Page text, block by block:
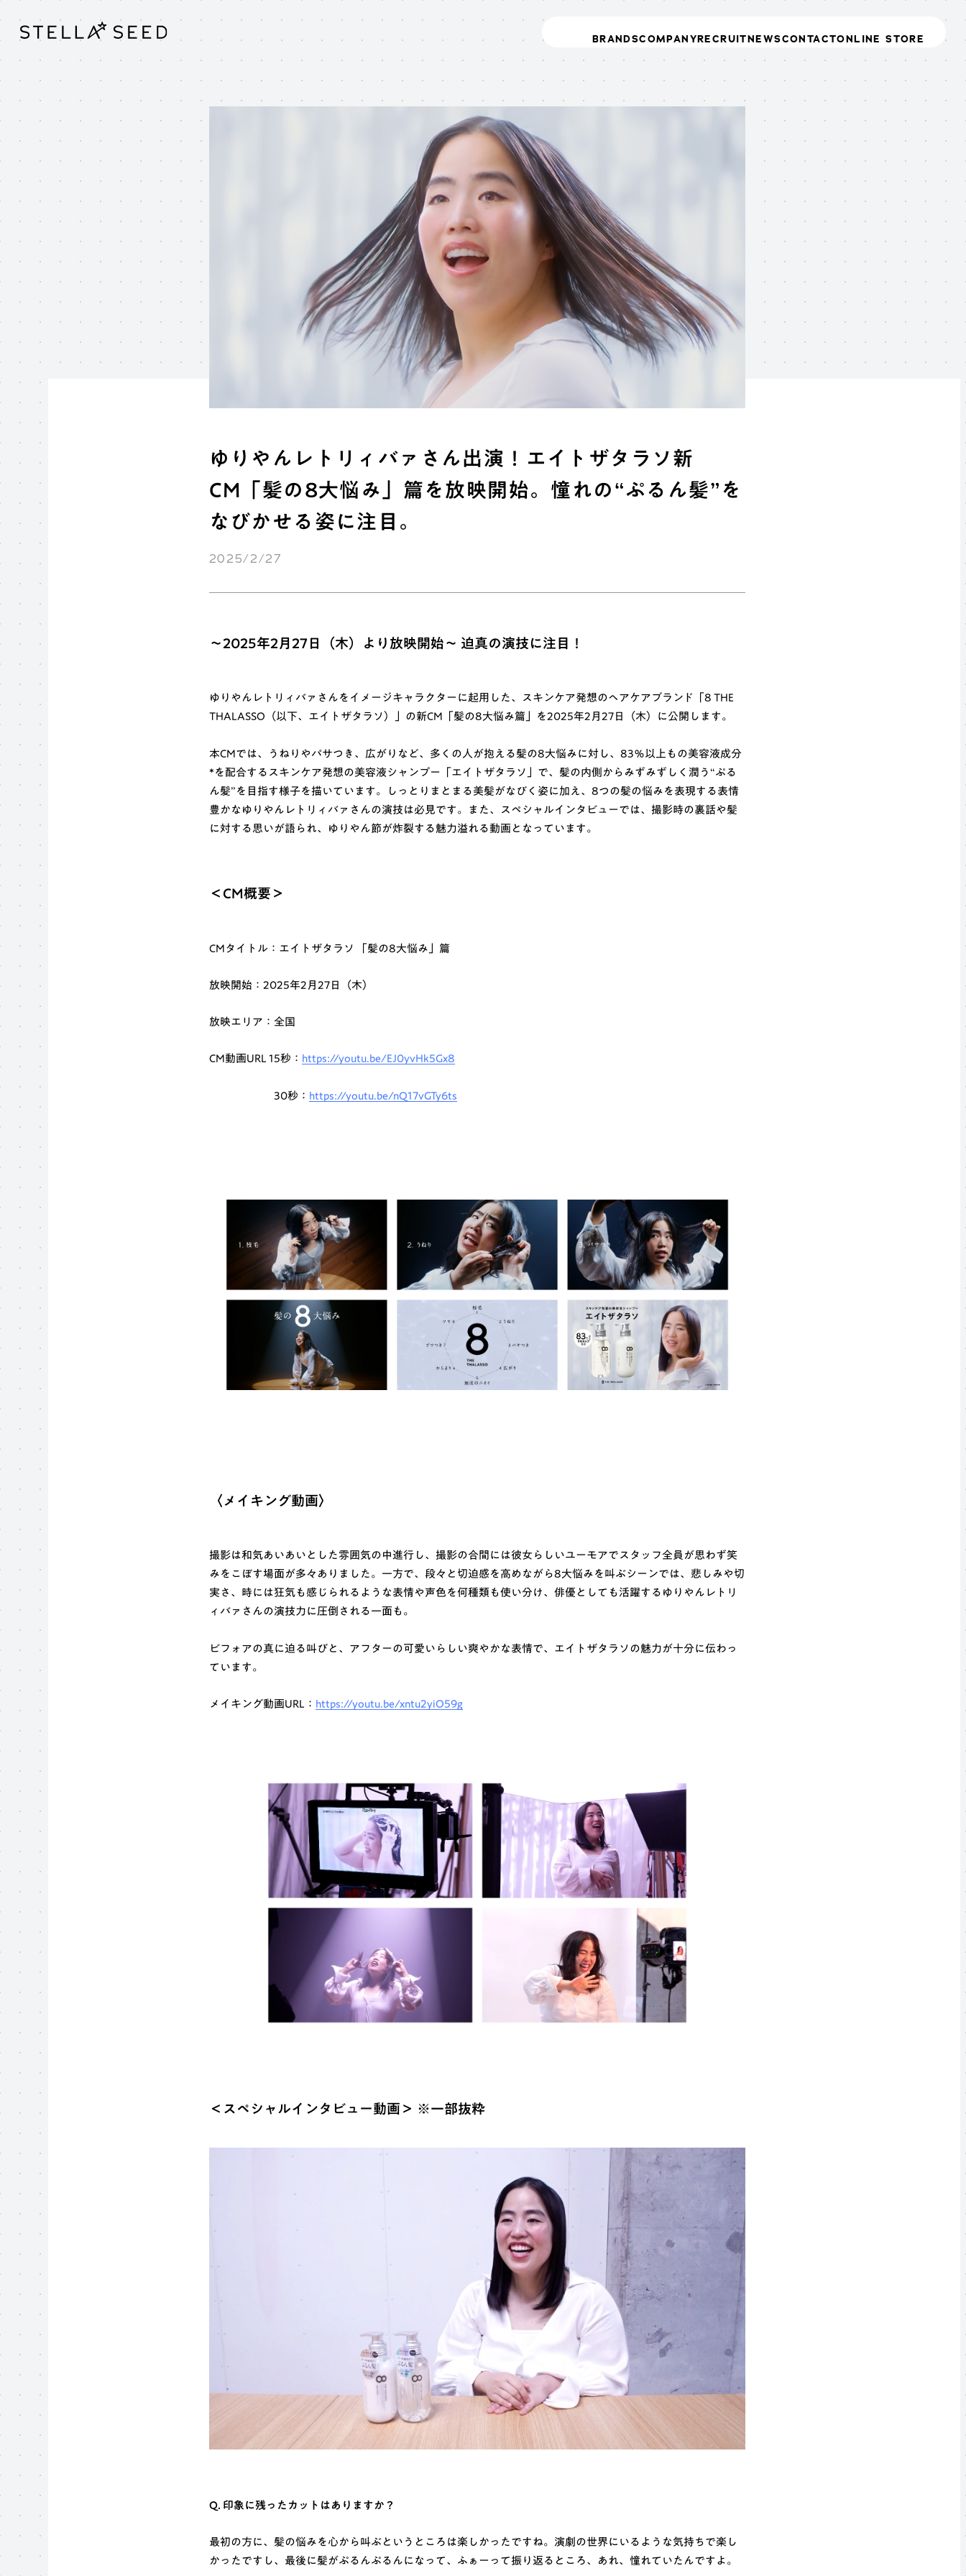
BRANDSCOMPANYRECRUITNEWSCONTACTONLINE STORE
ゆりやんレトリィバァさん出演！エイトザタラソ新
CM「髪の8大悩み」篇を放映開始。憧れの“ぷるん髪”を
なびかせる姿に注目。
2025/2/27
～2025年2月27日（木）より放映開始～ 迫真の演技に注目！
ゆりやんレトリィバァさんをイメージキャラクターに起用した、スキンケア発想のヘアケアブランド「8 THE
THALASSO（以下、エイトザタラソ）」の新CM「髪の8大悩み篇」を2025年2月27日（木）に公開します。
本CMでは、うねりやパサつき、広がりなど、多くの人が抱える髪の8大悩みに対し、83％以上もの美容液成分
*を配合するスキンケア発想の美容液シャンプー「エイトザタラソ」で、髪の内側からみずみずしく潤う“ぷる
ん髪”を目指す様子を描いています。しっとりまとまる美髪がなびく姿に加え、8つの髪の悩みを表現する表情
豊かなゆりやんレトリィバァさんの演技は必見です。また、スペシャルインタビューでは、撮影時の裏話や髪
に対する思いが語られ、ゆりやん節が炸裂する魅力溢れる動画となっています。
＜CM概要＞
CMタイトル：エイトザタラソ 「髪の8大悩み」篇
放映開始：2025年2月27日（木）
放映エリア：全国
CM動画URL 15秒： https://youtu.be/EJ0yvHk5Gx8
30秒： https://youtu.be/nQ17vGTy6ts
〈メイキング動画〉
撮影は和気あいあいとした雰囲気の中進行し、撮影の合間には彼女らしいユーモアでスタッフ全員が思わず笑
みをこぼす場面が多々ありました。一方で、段々と切迫感を高めながら8大悩みを叫ぶシーンでは、悲しみや切
実さ、時には狂気も感じられるような表情や声色を何種類も使い分け、俳優としても活躍するゆりやんレトリ
ィバァさんの演技力に圧倒される一面も。
ビフォアの真に迫る叫びと、アフターの可愛いらしい爽やかな表情で、エイトザタラソの魅力が十分に伝わっ
ています。
メイキング動画URL： https://youtu.be/xntu2yiO59g
＜スペシャルインタビュー動画＞ ※一部抜粋
Q. 印象に残ったカットはありますか？
最初の方に、髪の悩みを心から叫ぶというところは楽しかったですね。演劇の世界にいるような気持ちで楽し
かったですし、最後に髪がぷるんぷるんになって、ふぁーって振り返るところ、あれ、憧れていたんですよ。